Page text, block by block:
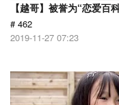
【越哥】被誉为“恋爱百
# 462
2019-11-27 07:23